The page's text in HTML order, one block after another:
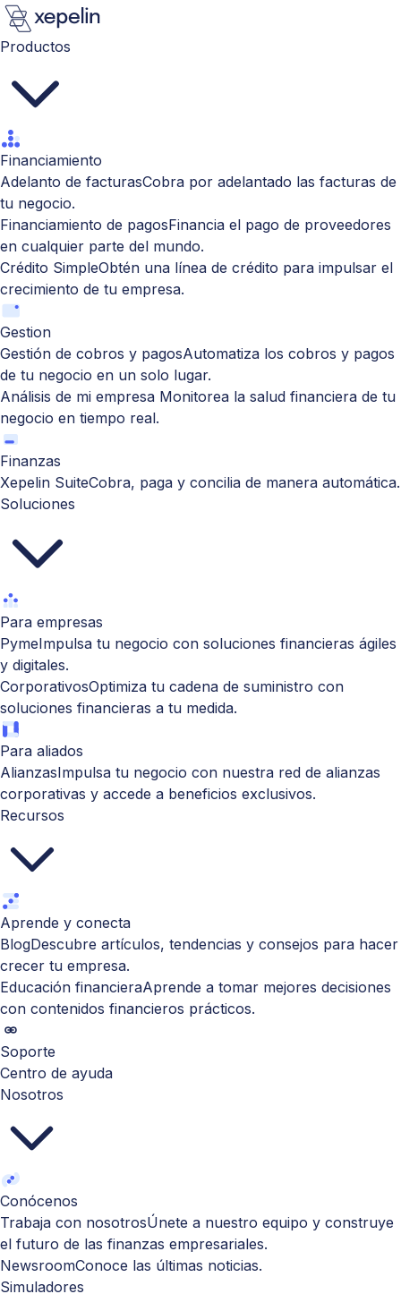
Productos
Financiamiento
Adelanto de facturasCobra por adelantado las facturas de
tu negocio.
Financiamiento de pagosFinancia el pago de proveedores
en cualquier parte del mundo.
Crédito SimpleObtén una línea de crédito para impulsar el
crecimiento de tu empresa.
Gestion
Gestión de cobros y pagosAutomatiza los cobros y pagos
de tu negocio en un solo lugar.
Análisis de mi empresa Monitorea la salud financiera de tu
negocio en tiempo real.
Finanzas
Xepelin SuiteCobra, paga y concilia de manera automática.
Soluciones
Para empresas
PymeImpulsa tu negocio con soluciones financieras ágiles
y digitales.
CorporativosOptimiza tu cadena de suministro con
soluciones financieras a tu medida.
Para aliados
AlianzasImpulsa tu negocio con nuestra red de alianzas
corporativas y accede a beneficios exclusivos.
Recursos
Aprende y conecta
BlogDescubre artículos, tendencias y consejos para hacer
crecer tu empresa.
Educación financieraAprende a tomar mejores decisiones
con contenidos financieros prácticos.
Soporte
Centro de ayuda
Nosotros
Conócenos
Trabaja con nosotrosÚnete a nuestro equipo y construye
el futuro de las finanzas empresariales.
NewsroomConoce las últimas noticias.
Simuladores